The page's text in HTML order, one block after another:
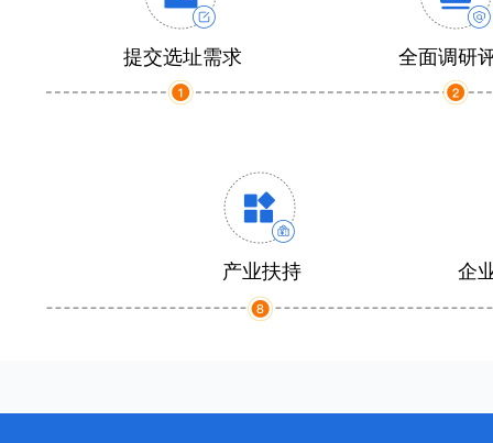
提交选址需求 全面调研
产业扶持 企